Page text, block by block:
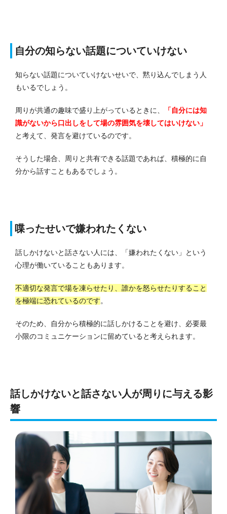
自分の知らない話題についていけない
知らない話題についていけないせいで、黙り込んでしまう人
もいるでしょう。
周りが共通の趣味で盛り上がっているときに、
「自分には知
識がないから口出しをして場の雰囲気を壊してはいけない」
と考えて、発言を避けているのです。
そうした場合、周りと共有できる話題であれば、積極的に自
分から話すこともあるでしょう。
喋ったせいで嫌われたくない
話しかけないと話さない人には、「嫌われたくない」という
心理が働いていることもあります。
不適切な発言で場を凍らせたり、誰かを怒らせたりすること
を極端に恐れているのです。
そのため、自分から積極的に話しかけることを避け、必要最
小限のコミュニケーションに留めていると考えられます。
話しかけないと話さない人が周りに与える影
響